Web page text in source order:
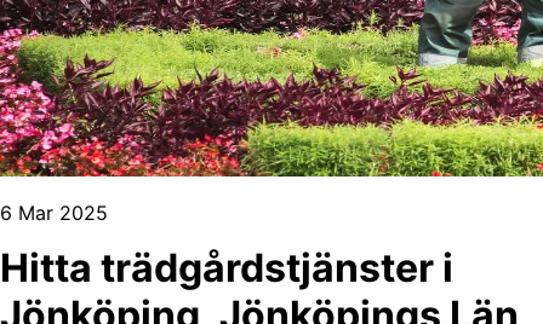
6 Mar 2025
Hitta trädgårdstjänster i